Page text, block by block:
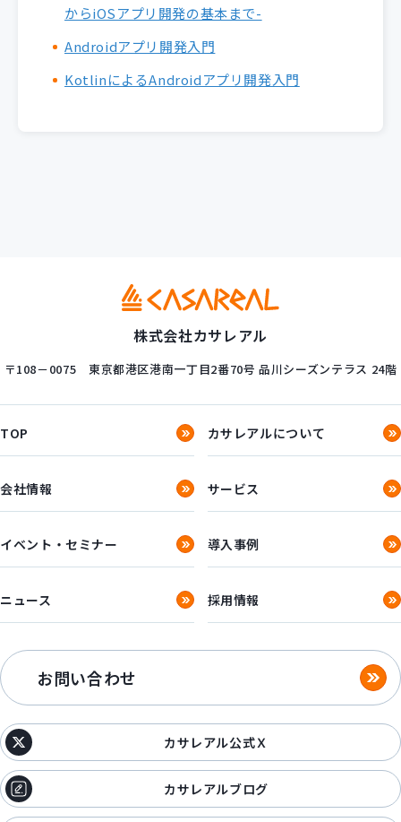
からiOSアプリ開発の基本まで-
Androidアプリ開発入門
KotlinによるAndroidアプリ開発入門
株式会社カサレアル
〒108－0075 東京都港区港南一丁目2番70号 品川シーズンテラス 24階
TOP カサレアルについて
会社情報 サービス
イベント・セミナー 導入事例
ニュース 採用情報
お問い合わせ
カサレアル公式Ｘ
カサレアルブログ